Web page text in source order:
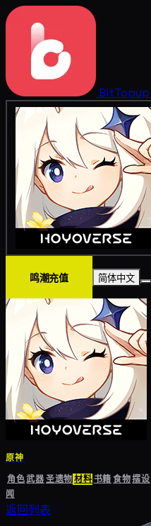
BitTopup
鸣潮充值 简体中文
原神
角色武器圣遗物材料书籍食物摆设
闻
返回列表